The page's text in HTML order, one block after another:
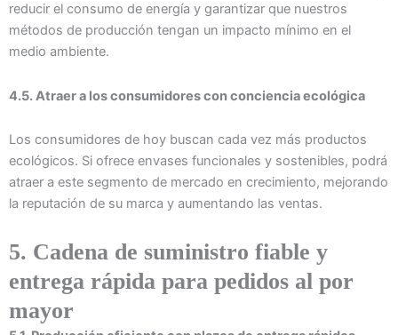
reducir el consumo de energía y garantizar que nuestros
métodos de producción tengan un impacto mínimo en el
medio ambiente.
4.5. Atraer a los consumidores con conciencia ecológica
Los consumidores de hoy buscan cada vez más productos
ecológicos. Si ofrece envases funcionales y sostenibles, podrá
atraer a este segmento de mercado en crecimiento, mejorando
la reputación de su marca y aumentando las ventas.
5. Cadena de suministro fiable y
entrega rápida para pedidos al por
mayor